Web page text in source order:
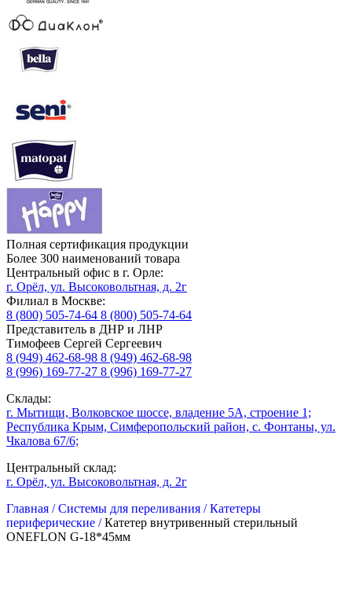
Полная сертификация продукции
Более 300 наименований товара
Центральный офис в г. Орле:
г. Орёл, ул. Высоковольтная, д. 2г
Филиал в Москве:
8 (800) 505-74-64 8 (800) 505-74-64
Представитель в ДНР и ЛНР
Тимофеев Сергей Сергеевич
8 (949) 462-68-98 8 (949) 462-68-98
8 (996) 169-77-27 8 (996) 169-77-27
Склады:
г. Мытищи, Волковское шоссе, владение 5А, строение 1;
Республика Крым, Симферопольский район, с. Фонтаны, ул.
Чкалова 67/6;
Центральный склад:
г. Орёл, ул. Высоковольтная, д. 2г
Главная /Системы для переливания /Катетеры
периферические /Катетер внутривенный стерильный
ONEFLON G-18*45мм